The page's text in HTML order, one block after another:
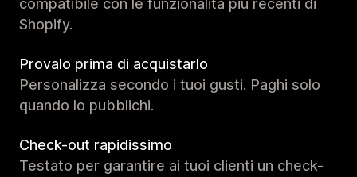
compatibile con le funzionalità più recenti di
Shopify.
Provalo prima di acquistarlo
Personalizza secondo i tuoi gusti. Paghi solo
quando lo pubblichi.
Check-out rapidissimo
Testato per garantire ai tuoi clienti un check-